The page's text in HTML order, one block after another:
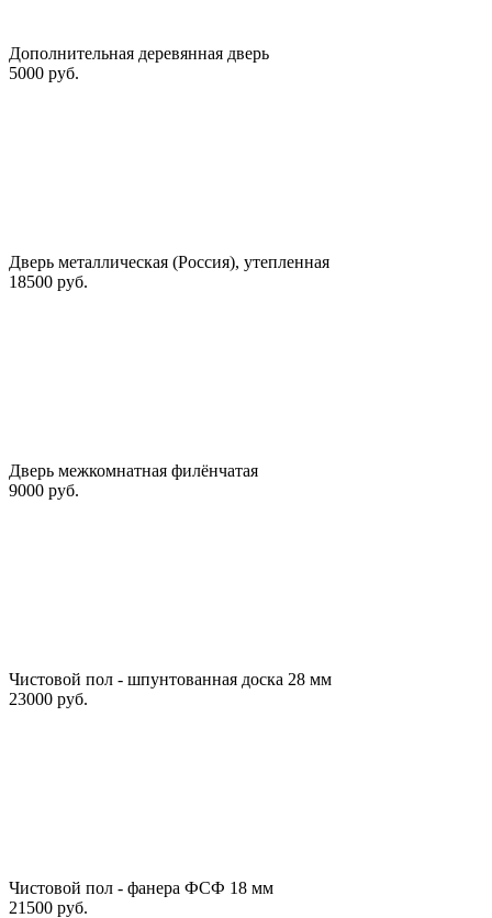
Дополнительная деревянная дверь
5000 руб.
Дверь металлическая (Россия), утепленная
18500 руб.
Дверь межкомнатная филёнчатая
9000 руб.
Чистовой пол - шпунтованная доска 28 мм
23000 руб.
Чистовой пол - фанера ФСФ 18 мм
21500 руб.